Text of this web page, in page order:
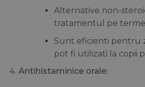
Alternative non-
tratamentul pe
Sunt eficienti pentru
pot fi utilizati la copii
Antihistaminice orale: